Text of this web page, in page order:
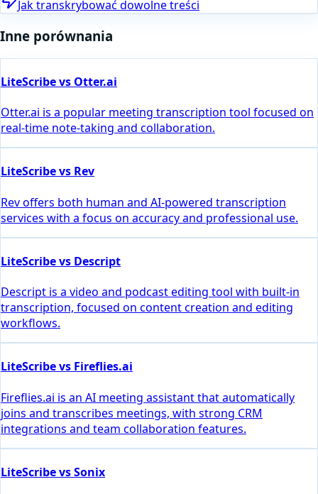
Jak transkrybować dowolne treści
Inne porównania
LiteScribe vs Otter.ai
Otter.ai is a popular meeting transcription tool focused on
real-time note-taking and collaboration.
LiteScribe vs Rev
Rev offers both human and AI-powered transcription
services with a focus on accuracy and professional use.
LiteScribe vs Descript
Descript is a video and podcast editing tool with built-in
transcription, focused on content creation and editing
workflows.
LiteScribe vs Fireflies.ai
Fireflies.ai is an AI meeting assistant that automatically
joins and transcribes meetings, with strong CRM
integrations and team collaboration features.
LiteScribe vs Sonix